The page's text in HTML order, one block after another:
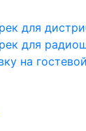
для
для
на